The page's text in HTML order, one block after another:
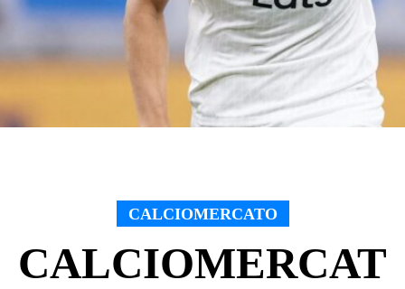
CALCIOMERCATO
CALCIOMERCAT